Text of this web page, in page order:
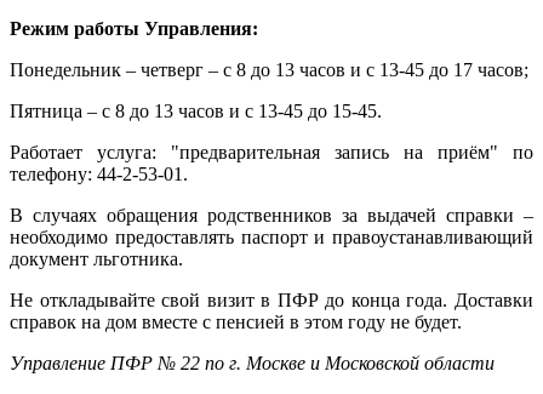
Режим работы Управления:
Понедельник – четверг – с 8 до 13 часов и с 13-45 до 17 часов;
Пятница – с 8 до 13 часов и с 13-45 до 15-45.
Работает услуга: "предварительная запись на приём" по
телефону: 44-2-53-01.
В случаях обращения родственников за выдачей справки –
необходимо предоставлять паспорт и правоустанавливающий
документ льготника.
Не откладывайте свой визит в ПФР до конца года. Доставки
справок на дом вместе с пенсией в этом году не будет.
Управление ПФР № 22 по г. Москве и Московской области